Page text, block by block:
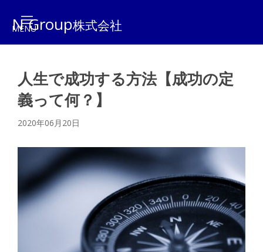
N Group株式会社
人生で成功する方法【成功の定
義って何？】
2020年06月20日